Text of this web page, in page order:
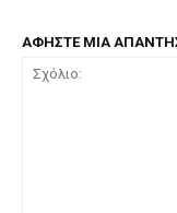
ΑΦΗΣΤΕ ΜΙΑ